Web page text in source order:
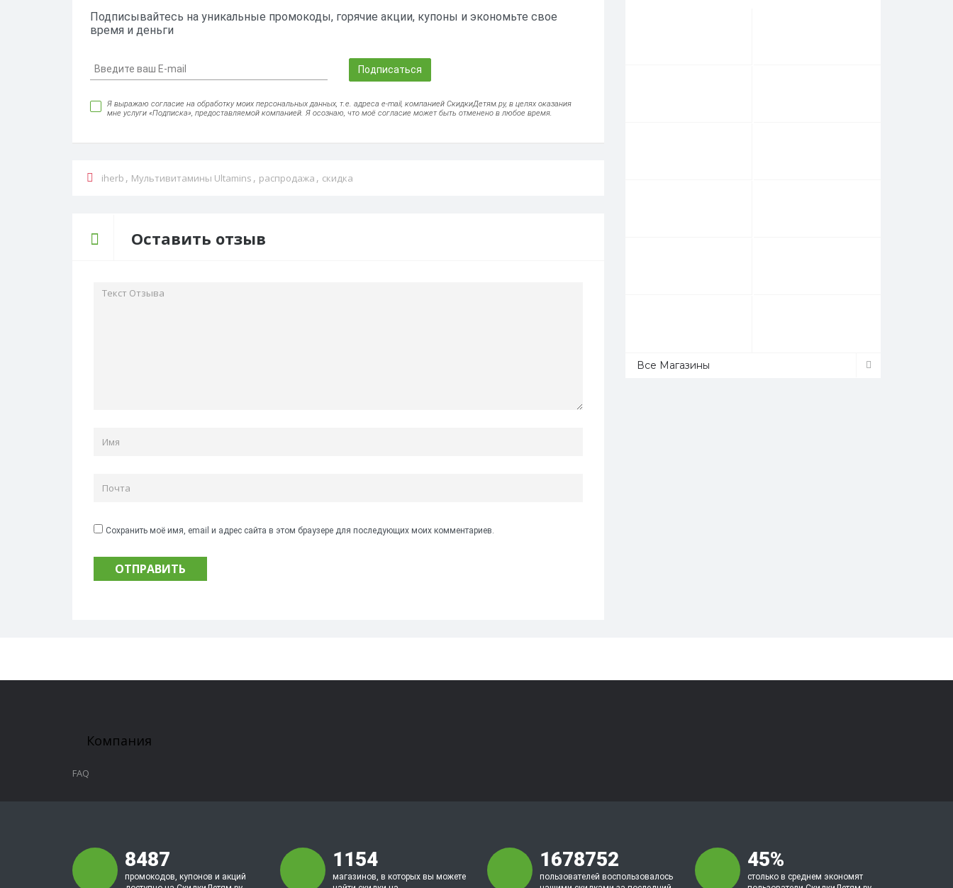
Подписывайтесь на уникальные промокоды, горячие акции, купоны и экономьте свое
время и деньги
Подписаться
Я выражаю согласие на обработку моих персональных данных, т.е. адреса e-mail, компанией СкидкиДетям.ру, в целях оказания
мне услуги «Подписка», предоставляемой компанией. Я осознаю, что моё согласие может быть отменено в любое время.
iherb , Мультивитамины Ultamins , распродажа , скидка
Оставить отзыв
Сохранить моё имя, email и адрес сайта в этом браузере для последующих моих комментариев.
Все Магазины
Компания
FAQ
8487
промокодов, купонов и акций
1154
магазинов, в которых вы можете
1678752
пользователей воспользовалось
45%
столько в среднем экономят